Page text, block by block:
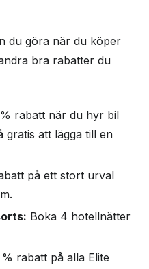
du göra när du köper
bra rabatter du
rabatt när du hyr bil
att lägga till en
på ett stort urval
Boka 4 hotellnätter
rabatt på alla Elite